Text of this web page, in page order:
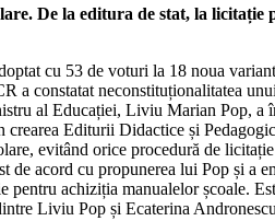
De la editura de stat, la licitație
cu 53 de voturi la 18 noua
a constatat neconstituționalitatea
al Educației, Liviu Marian Pop, a
crearea Editurii Didactice și
evitând orice procedură de
de acord cu propunerea lui Pop și a
pentru achiziția manualelor școale.
Liviu Pop și Ecaterina